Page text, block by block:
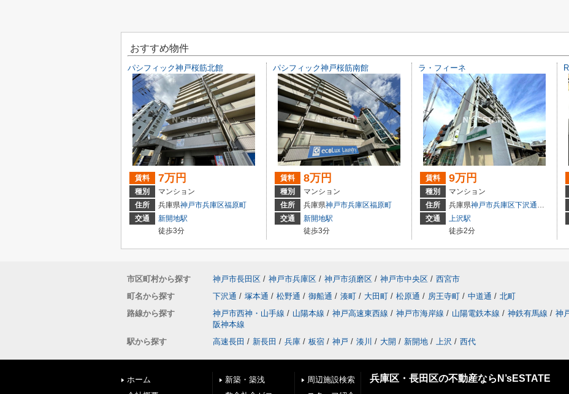
おすすめ物件
パシフィック神戸桜筋北館
賃料 7万円
種別
マンション
住所
兵庫県神戸市兵庫区福原町
交通
新開地駅
徒歩3分
パシフィック神戸桜筋南館
賃料 8万円
種別
マンション
住所
兵庫県神戸市兵庫区福原町
交通
新開地駅
徒歩3分
ラ・フィーネ
賃料 9万円
種別
マンション
住所
兵庫県神戸市兵庫区下沢通７丁目
交通
上沢駅
徒歩2分
市区町村から探す 神戸市長田区 / 神戸市兵庫区 / 神戸市須磨区 / 神戸市中央区 / 西宮市
町名から探す
下沢通 / 塚本通 / 松野通 / 御船通 / 湊町 / 大田町 / 松原通 / 房王寺町 / 中道通 / 北町
路線から探す
神戸市西神・山手線 / 山陽本線 / 神戸高速東西線 / 神戸市海岸線 / 山陽電鉄本線 / 神鉄有馬線 / 神
阪神本線
駅から探す
高速長田 / 新長田 / 兵庫 / 板宿 / 神戸 / 湊川 / 大開 / 新開地 / 上沢 / 西代
ホーム
新築・築浅
周辺施設検索
兵庫区・長田区の不動産ならN’sESTATE